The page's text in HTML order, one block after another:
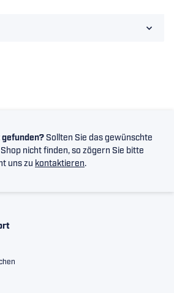
Sollten Sie das gewünschte
nicht finden, so zögern Sie bitte
uns zu kontaktieren.